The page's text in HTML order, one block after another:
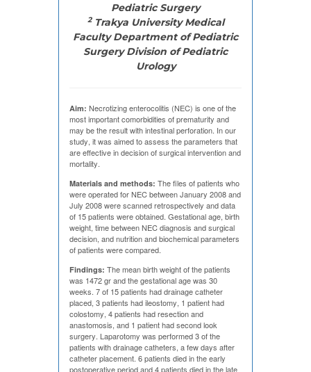
Pediatric Surgery
2Trakya University Medical
Faculty Department of Pediatric
Surgery Division of Pediatric
Urology
Aim: Necrotizing enterocolitis (NEC) is one of the
most important comorbidities of prematurity and
may be the result with intestinal perforation. In our
study, it was aimed to assess the parameters that
are effective in decision of surgical intervention and
mortality.
Materials and methods: The files of patients who
were operated for NEC between January 2008 and
July 2008 were scanned retrospectively and data
of 15 patients were obtained. Gestational age, birth
weight, time between NEC diagnosis and surgical
decision, and nutrition and biochemical parameters
of patients were compared.
Findings: The mean birth weight of the patients
was 1472 gr and the gestational age was 30
weeks. 7 of 15 patients had drainage catheter
placed, 3 patients had ileostomy, 1 patient had
colostomy, 4 patients had resection and
anastomosis, and 1 patient had second look
surgery. Laparotomy was performed 3 of the
patients with drainage catheters, a few days after
catheter placement. 6 patients died in the early
postoperative period and 4 patients died in the late